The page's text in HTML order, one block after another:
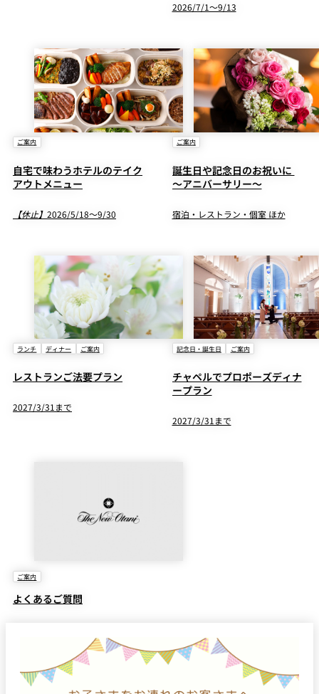
2026/7/1～9/13
ご案内
自宅で味わうホテルのテイク
アウトメニュー
【休止】 2026/5/18～9/30
ご案内
誕生日や記念日のお祝いに
～アニバーサリー～
宿泊・レストラン・個室 ほか
ランチ ディナー ご案内
レストランご法要プラン
2027/3/31まで
記念日・誕生日 ご案内
チャペルでプロポーズディナ
ープラン
2027/3/31まで
ご案内
よくあるご質問